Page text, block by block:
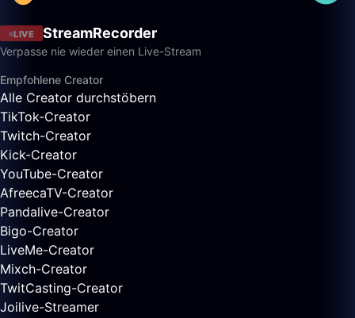
LIVE StreamRecorder
Verpasse nie wieder einen Live-Stream
Empfohlene Creator
Alle Creator durchstöbern
TikTok-Creator
Twitch-Creator
Kick-Creator
YouTube-Creator
AfreecaTV-Creator
Pandalive-Creator
Bigo-Creator
LiveMe-Creator
Mixch-Creator
TwitCasting-Creator
Joilive-Streamer